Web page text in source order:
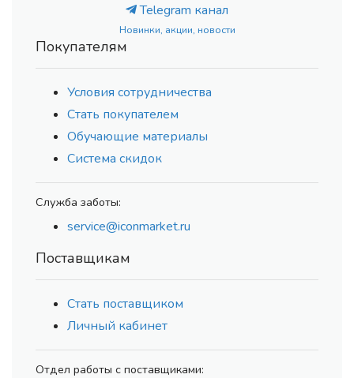
Telegram канал
Новинки, акции, новости
Покупателям
Условия сотрудничества
Стать покупателем
Обучающие материалы
Система скидок
Служба заботы:
service@iconmarket.ru
Поставщикам
Стать поставщиком
Личный кабинет
Отдел работы с поставщиками: